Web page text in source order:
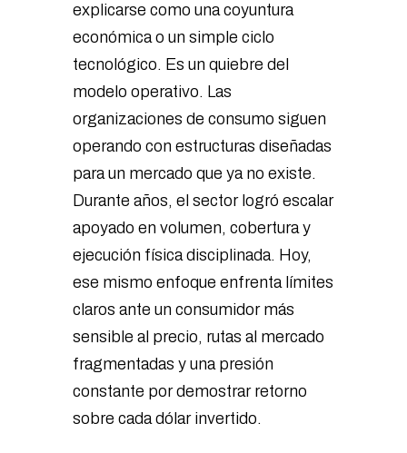
explicarse como una coyuntura
económica o un simple ciclo
tecnológico. Es un quiebre del
modelo operativo. Las
organizaciones de consumo siguen
operando con estructuras diseñadas
para un mercado que ya no existe.
Durante años, el sector logró escalar
apoyado en volumen, cobertura y
ejecución física disciplinada. Hoy,
ese mismo enfoque enfrenta límites
claros ante un consumidor más
sensible al precio, rutas al mercado
fragmentadas y una presión
constante por demostrar retorno
sobre cada dólar invertido.